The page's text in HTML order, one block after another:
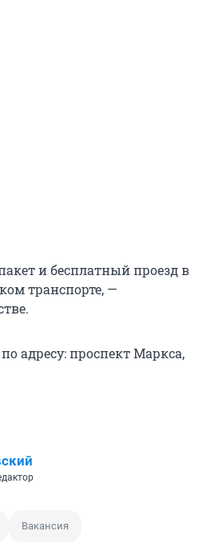
и бесплатный проезд в
транспорте, —
адресу: проспект Маркса,
Вакансия